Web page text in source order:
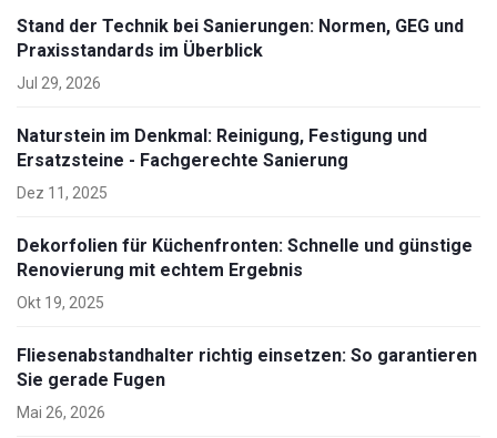
Stand der Technik bei Sanierungen: Normen, GEG und
Praxisstandards im Überblick
Jul 29, 2026
Naturstein im Denkmal: Reinigung, Festigung und
Ersatzsteine - Fachgerechte Sanierung
Dez 11, 2025
Dekorfolien für Küchenfronten: Schnelle und günstige
Renovierung mit echtem Ergebnis
Okt 19, 2025
Fliesenabstandhalter richtig einsetzen: So garantieren
Sie gerade Fugen
Mai 26, 2026